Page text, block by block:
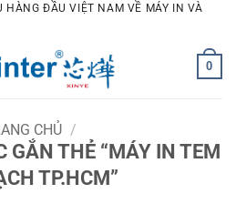
HÀNG ĐẦU VIỆT NAM VỀ MÁY IN VÀ
0
CHỦ /
THẺ “MÁY IN TEM
TP.HCM”